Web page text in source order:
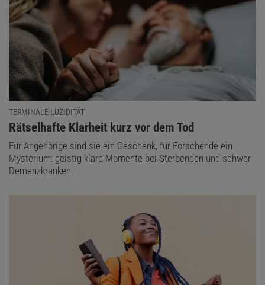
TERMINALE LUZIDITÄT
:
Rätselhafte Klarheit kurz vor dem Tod
Für Angehörige sind sie ein Geschenk, für Forschende ein
Mysterium: geistig klare Momente bei Sterbenden und schwer
Demenzkranken.